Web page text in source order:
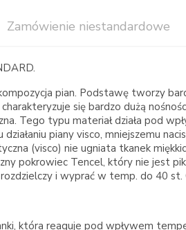
Zamówienie niestandardowe
pian. Podstawę tworzy
się bardzo dużą
Tego typu materiał działa pod
piany visco, mniejszemu
(visco) nie ugniata tkanek
pokrowiec Tencel, który nie
i wyprać w temp. do 40
która reaguje pod wpływem